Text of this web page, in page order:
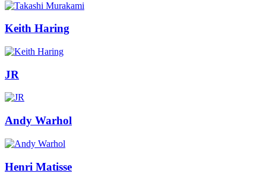
Keith Haring
JR
Andy Warhol
Henri Matisse